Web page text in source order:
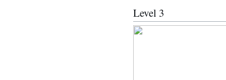
Level 3